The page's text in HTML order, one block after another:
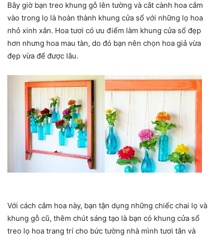
Bây giờ bạn treo khung gỗ lên tường và cắt cành hoa cắm
vào trong lọ là hoàn thành khung cửa sổ với những lọ hoa
nhỏ xinh xắn. Hoa tươi có ưu điểm làm khung cửa sổ đẹp
hơn nhưng hoa mau tàn, do đó bạn nên chọn hoa giả vừa
đẹp vừa để được lâu.
Với cách cắm hoa này, bạn tận dụng những chiếc chai lọ và
khung gỗ cũ, thêm chút sáng tạo là bạn có khung cửa sổ
treo lọ hoa trang trí cho bức tường nhà mình tươi tắn và